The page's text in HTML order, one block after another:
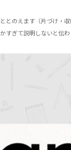
とのえます（片づけ・収
すぎて説明しないと伝